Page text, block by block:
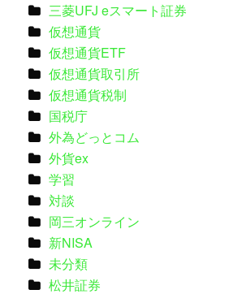
三菱UFJ eスマート証券
仮想通貨
仮想通貨ETF
仮想通貨取引所
仮想通貨税制
国税庁
外為どっとコム
外貨ex
学習
対談
岡三オンライン
新NISA
未分類
松井証券